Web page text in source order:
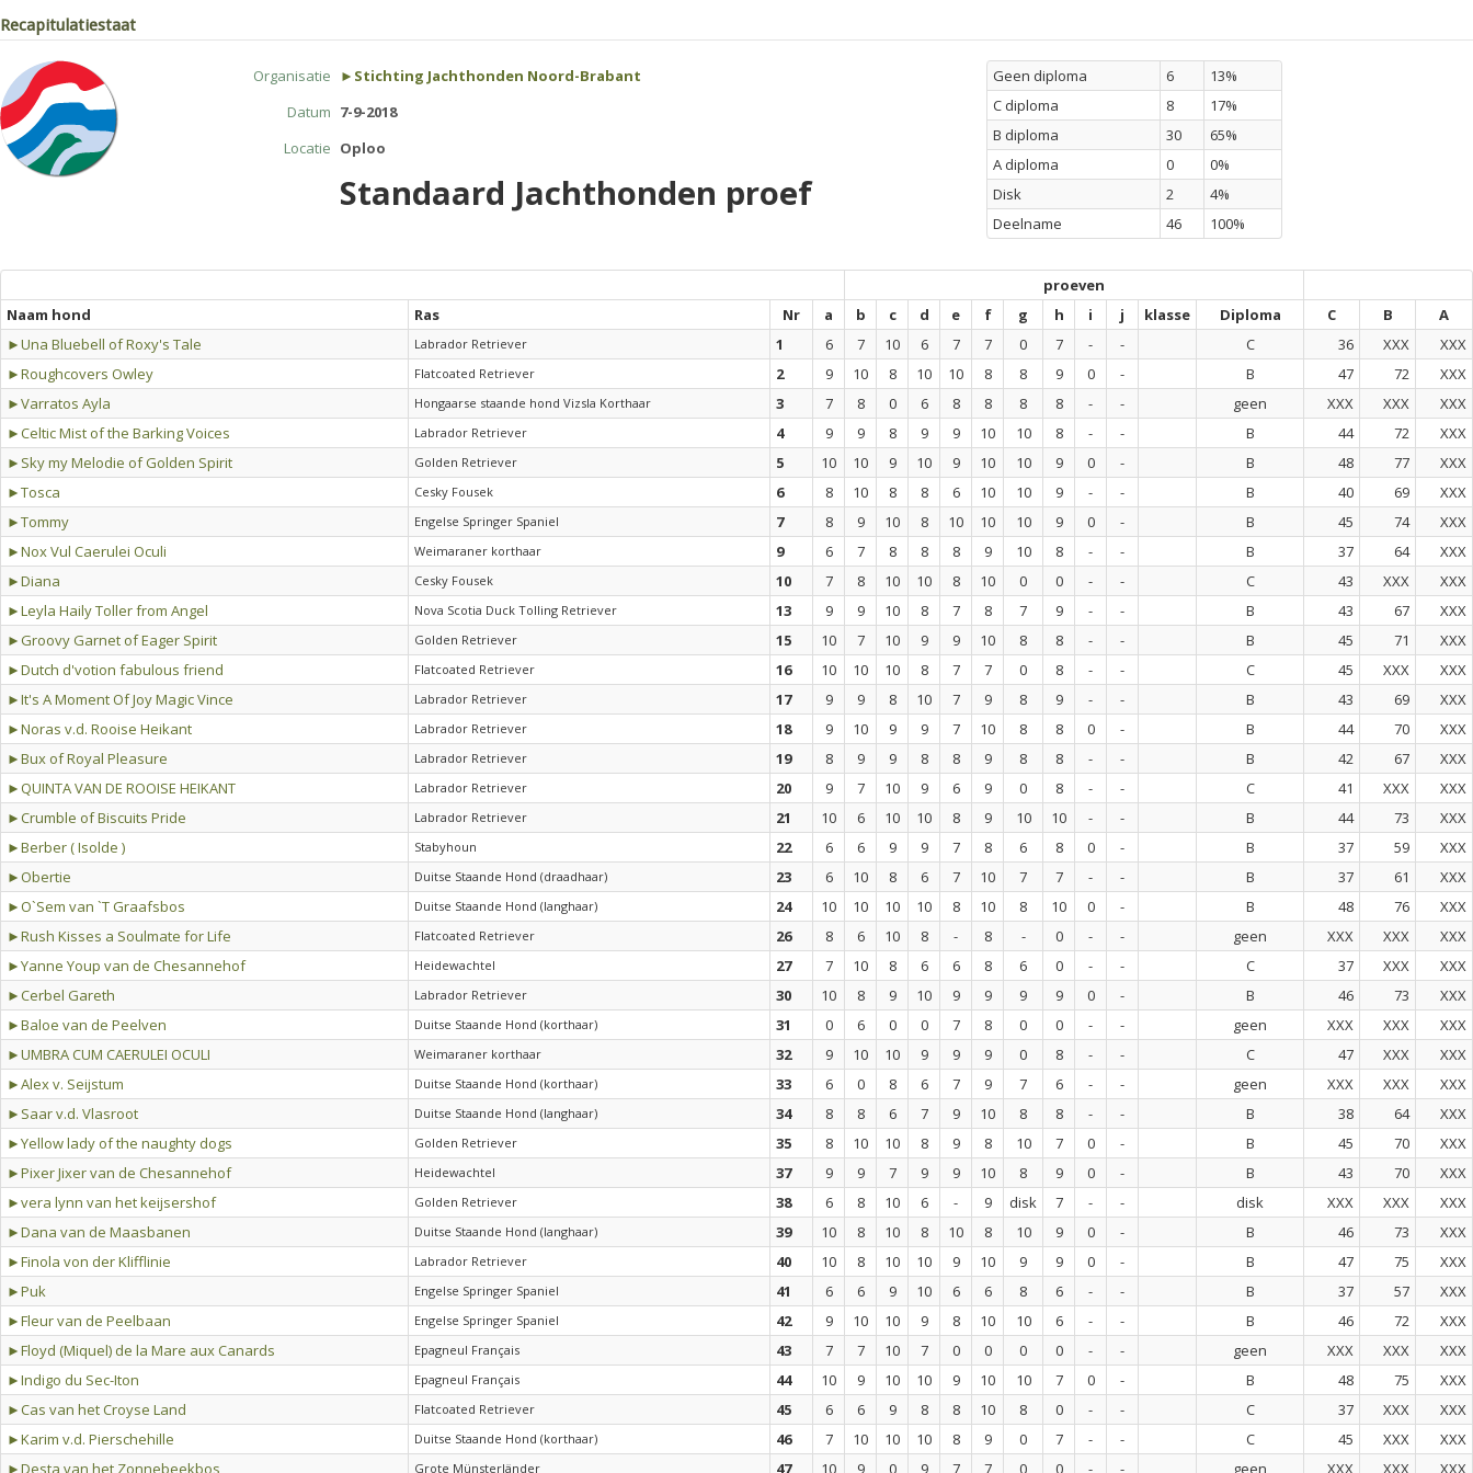
Recapitulatiestaat
Organisatie
►Stichting Jachthonden Noord-Brabant
Datum 7-9-2018
Locatie Oploo
Standaard Jachthonden proef
Geen diploma 6
13%
C diploma
8
17%
B diploma
30
65%
A diploma
0
0%
Disk
2
4%
Deelname
46 100%
proeven
Naam hond
Ras Nr a b c d e f g h i j klasse Diploma C B
A
►Una Bluebell of Roxy's Tale
Labrador Retriever 1 6 7 10 6 7 7 0 7 - - C 36 XXX
XXX
►Roughcovers Owley
Flatcoated Retriever 2 9 10 8 10 10 8 8 9 0 - B 47 72
XXX
►Varratos Ayla
Hongaarse staande hond Vizsla Korthaar 3 7 8 0 6 8 8 8 8 - - geen XXX XXX
XXX
►Celtic Mist of the Barking Voices
Labrador Retriever 4 9 9 8 9 9 10 10 8 - - B 44 72
XXX
►Sky my Melodie of Golden Spirit
Golden Retriever 5 10 10 9 10 9 10 10 9 0 - B 48 77
XXX
►Tosca
Cesky Fousek 6 8 10 8 8 6 10 10 9 - - B 40 69
XXX
►Tommy
Engelse Springer Spaniel 7 8 9 10 8 10 10 10 9 0 - B 45 74
XXX
►Nox Vul Caerulei Oculi
Weimaraner korthaar 9 6 7 8 8 8 9 10 8 - - B 37 64
XXX
►Diana
Cesky Fousek 10 7 8 10 10 8 10 0 0 - - C 43 XXX
XXX
►Leyla Haily Toller from Angel
Nova Scotia Duck Tolling Retriever 13 9 9 10 8 7 8 7 9 - - B 43 67
XXX
►Groovy Garnet of Eager Spirit
Golden Retriever 15 10 7 10 9 9 10 8 8 - - B 45 71
XXX
►Dutch d'votion fabulous friend
Flatcoated Retriever 16 10 10 10 8 7 7 0 8 - - C 45 XXX
XXX
►It's A Moment Of Joy Magic Vince
Labrador Retriever 17 9 9 8 10 7 9 8 9 - - B 43 69
XXX
►Noras v.d. Rooise Heikant
Labrador Retriever 18 9 10 9 9 7 10 8 8 0 - B 44 70
XXX
►Bux of Royal Pleasure
Labrador Retriever 19 8 9 9 8 8 9 8 8 - - B 42 67
XXX
►QUINTA VAN DE ROOISE HEIKANT
Labrador Retriever 20 9 7 10 9 6 9 0 8 - - C 41 XXX
XXX
►Crumble of Biscuits Pride
Labrador Retriever 21 10 6 10 10 8 9 10 10 - - B 44 73
XXX
►Berber ( Isolde )
Stabyhoun 22 6 6 9 9 7 8 6 8 0 - B 37 59
XXX
►Obertie
Duitse Staande Hond (draadhaar) 23 6 10 8 6 7 10 7 7 - - B 37 61
XXX
►O`Sem van `T Graafsbos
Duitse Staande Hond (langhaar) 24 10 10 10 10 8 10 8 10 0 - B 48 76
XXX
►Rush Kisses a Soulmate for Life
Flatcoated Retriever 26 8 6 10 8 - 8 - 0 - - geen XXX XXX
XXX
►Yanne Youp van de Chesannehof
Heidewachtel 27 7 10 8 6 6 8 6 0 - - C 37 XXX
XXX
►Cerbel Gareth
Labrador Retriever 30 10 8 9 10 9 9 9 9 0 - B 46 73
XXX
►Baloe van de Peelven
Duitse Staande Hond (korthaar) 31 0 6 0 0 7 8 0 0 - - geen XXX XXX
XXX
►UMBRA CUM CAERULEI OCULI
Weimaraner korthaar 32 9 10 10 9 9 9 0 8 - - C 47 XXX
XXX
►Alex v. Seijstum
Duitse Staande Hond (korthaar) 33 6 0 8 6 7 9 7 6 - - geen XXX XXX
XXX
►Saar v.d. Vlasroot
Duitse Staande Hond (langhaar) 34 8 8 6 7 9 10 8 8 - - B 38 64
XXX
►Yellow lady of the naughty dogs
Golden Retriever 35 8 10 10 8 9 8 10 7 0 - B 45 70
XXX
►Pixer Jixer van de Chesannehof
Heidewachtel 37 9 9 7 9 9 10 8 9 0 - B 43 70
XXX
►vera lynn van het keijsershof
Golden Retriever 38 6 8 10 6 - 9 disk 7 - - disk XXX XXX
XXX
►Dana van de Maasbanen
Duitse Staande Hond (langhaar) 39 10 8 10 8 10 8 10 9 0 - B 46 73
XXX
►Finola von der Klifflinie
Labrador Retriever 40 10 8 10 10 9 10 9 9 0 - B 47 75
XXX
►Puk
Engelse Springer Spaniel 41 6 6 9 10 6 6 8 6 - - B 37 57
XXX
►Fleur van de Peelbaan
Engelse Springer Spaniel 42 9 10 10 9 8 10 10 6 - - B 46 72
XXX
►Floyd (Miquel) de la Mare aux Canards
Epagneul Français 43 7 7 10 7 0 0 0 0 - - geen XXX XXX
XXX
►Indigo du Sec-Iton
Epagneul Français 44 10 9 10 10 9 10 10 7 0 - B 48 75
XXX
►Cas van het Croyse Land
Flatcoated Retriever 45 6 6 9 8 8 10 8 0 - - C 37 XXX
XXX
►Karim v.d. Pierschehille
Duitse Staande Hond (korthaar) 46 7 10 10 10 8 9 0 7 - - C 45 XXX
XXX
►Desta van het Zonnebeekbos
Grote Münsterländer 47 10 9 0 9 7 7 0 0 - - geen XXX XXX XXX